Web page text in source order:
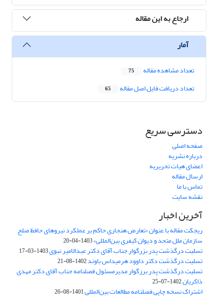
ارجاع به این مقاله
آمار
تعداد مشاهده مقاله 75
تعداد دریافت فایل اصل مقاله 65
دسترسی سریع
صفحه اصلی
درباره نشریه
اعضای هیات تحریریه
ارسال مقاله
تماس با ما
نقشه سایت
آخرین اخبار
ریجکت مقاله با عنوان «تعارض هنجاری حاکم بر عملکرد نیروهای حافظ صلح
سازمان ملل متحد و دیوان کیفری بین‌المللی»1403-04-20
تسلیت درگذشت پدر بزرگوار جناب آقای دکتر عبدالامیر نبوی1403-03-17
تسلیت درگذشت دکتر داوود هرمیداس باوند1402-08-21
تسلیت درگذشت پدر برزگوار مدیرمسئول فصلنامه جناب آقای دکتر مهدی
ذاکریان1402-07-25
اشتراک نسخه چاپی فصلنامه مطالعات بین‌المللی1401-08-26